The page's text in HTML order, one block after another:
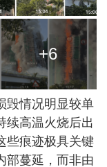
+6
毁情况明显较单
续高温火烧后出
些痕迹极具关键
部蔓延，而非由